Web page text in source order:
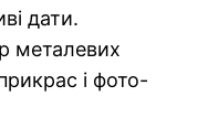
дати.
металевих
і фото-